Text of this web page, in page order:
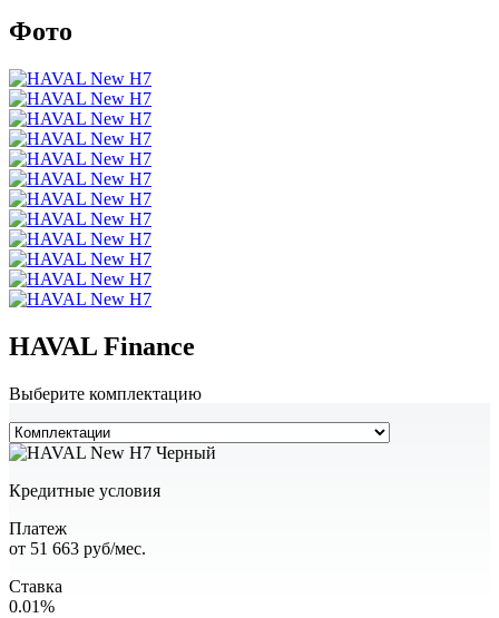
Фото
HAVAL Finance
Выберите комплектацию
Кредитные условия
Платеж
от 51 663 руб/мес.
Ставка
0.01%